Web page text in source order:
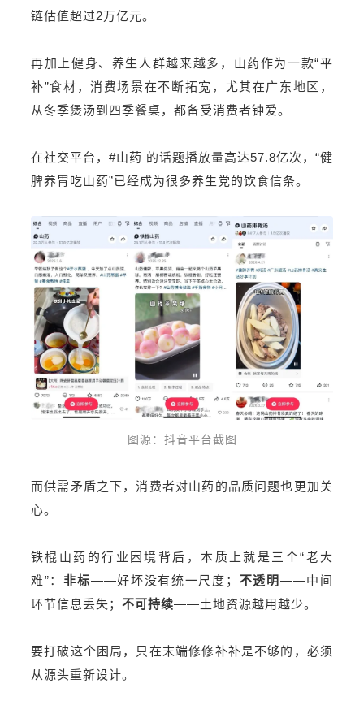
链估值超过2万亿元。
再加上健身、养生人群越来越多，山药作为一款“平
补”食材，消费场景在不断拓宽，尤其在广东地区，
从冬季煲汤到四季餐桌，都备受消费者钟爱。
在社交平台，#山药 的话题播放量高达57.8亿次，“健
脾养胃吃山药”已经成为很多养生党的饮食信条。
图源：抖音平台截图
而供需矛盾之下，消费者对山药的品质问题也更加关
心。
铁棍山药的行业困境背后，本质上就是三个“老大
难”：非标——好坏没有统一尺度； 不透明 ——中间
环节信息丢失； 不可持续——土地资源越用越少。
要打破这个困局，只在末端修修补补是不够的，必须
从源头重新设计。